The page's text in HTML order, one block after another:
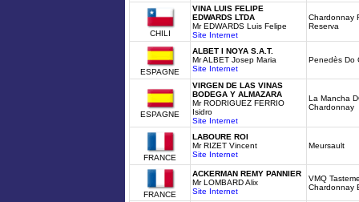
CHILI
VINA LUIS FELIPE
EDWARDS LTDA
Mr EDWARDS Luis Felipe
Site Internet
Chardonnay
Reserva
ESPAGNE
ALBET I NOYA S.A.T.
Mr ALBET Josep Maria
Site Internet
Penedès Do
ESPAGNE
VIRGEN DE LAS VINAS
BODEGA Y ALMAZARA
Mr RODRIGUEZ FERRIO
Isidro
Site Internet
La Mancha
Chardonnay
FRANCE
LABOURE ROI
Mr RIZET Vincent
Site Internet
Meursault
FRANCE
ACKERMAN REMY PANNIER
Mr LOMBARD Alix
Site Internet
VMQ
Chardonnay